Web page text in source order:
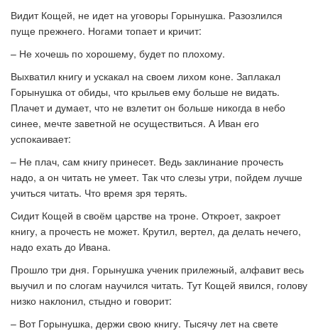
Видит Кощей, не идет на уговоры Горынушка. Разозлился
пуще прежнего. Ногами топает и кричит:
– Не хочешь по хорошему, будет по плохому.
Выхватил книгу и ускакал на своем лихом коне. Заплакал
Горынушка от обиды, что крыльев ему больше не видать.
Плачет и думает, что не взлетит он больше никогда в небо
синее, мечте заветной не осуществиться. А Иван его
успокаивает:
– Не плач, сам книгу принесет. Ведь заклинание прочесть
надо, а он читать не умеет. Так что слезы утри, пойдем лучше
учиться читать. Что время зря терять.
Сидит Кощей в своём царстве на троне. Откроет, закроет
книгу, а прочесть не может. Крутил, вертел, да делать нечего,
надо ехать до Ивана.
Прошло три дня. Горынушка ученик прилежный, алфавит весь
выучил и по слогам научился читать. Тут Кощей явился, голову
низко наклонил, стыдно и говорит:
– Вот Горынушка, держи свою книгу. Тысячу лет на свете